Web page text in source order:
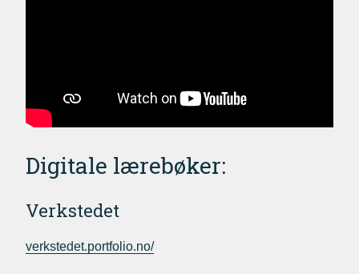
Digitale lærebøker:
Verkstedet
verkstedet.portfolio.no/